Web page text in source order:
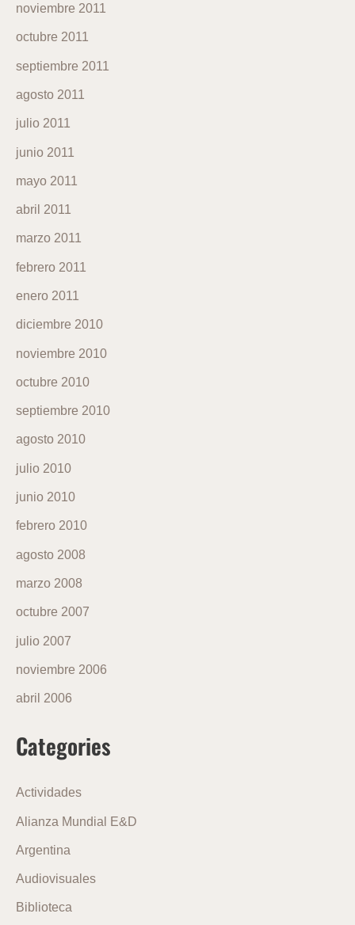
noviembre 2011
octubre 2011
septiembre 2011
agosto 2011
julio 2011
junio 2011
mayo 2011
abril 2011
marzo 2011
febrero 2011
enero 2011
diciembre 2010
noviembre 2010
octubre 2010
septiembre 2010
agosto 2010
julio 2010
junio 2010
febrero 2010
agosto 2008
marzo 2008
octubre 2007
julio 2007
noviembre 2006
abril 2006
Categories
Actividades
Alianza Mundial E&D
Argentina
Audiovisuales
Biblioteca